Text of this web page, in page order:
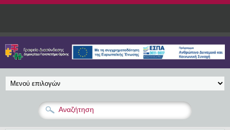
Παράκαμψη προς το κυρίως περιεχόμενο